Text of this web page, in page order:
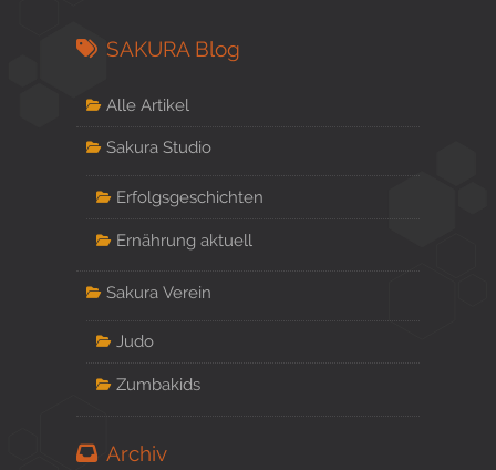
SAKURA Blog
Alle Artikel
Sakura Studio
Erfolgsgeschichten
Ernährung aktuell
Sakura Verein
Judo
Zumbakids
Archiv